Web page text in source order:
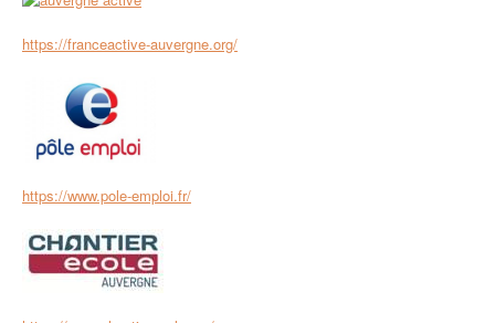
https://franceactive-auvergne.org/
https://www.pole-emploi.fr/